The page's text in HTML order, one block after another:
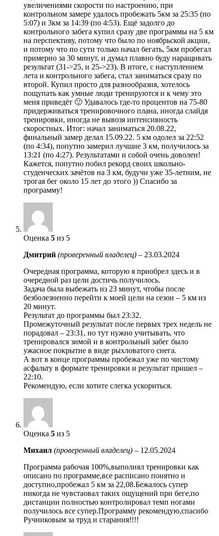
увеличениями скорости по настроению, при
контрольном замере удалось пробежать 5км за 25:35 (по
5:07) и 3км за 14:39 (по 4:53). Ещё задолго до
контрольного забега купил сразу две программы на 5 км
на перспективу, потому что было по ноябрьской акции,
и потому что по сути только начал бегать, 5км пробегал
примерно за 30 минут, и думал плавно буду наращивать
результат (31->25, и 25->23). В итоге, с наступлением
лета и контрольного забега, стал заниматься сразу по
второй. Купил просто для разнообразия, хотелось
пощупать как умные люди тренируются и к чему это
меня приведёт 🙂 Удавалось где-то процентов на 75-80
придерживаться тренировочного плана, иногда слайдя
тренировки, иногда не вывозя интенсивность
скоростных. Итог: начал заниматься 20.08.22,
финальный замер делал 15.09.22. 5 км одолел за 22:52
(по 4:34), попутно замерил лучшие 3 км, получилось за
13:21 (по 4:27). Результатами и собой очень доволен!
Кажется, попутно побил рекорд своих школьно-
студенческих зачётов на 3 км, будучи уже 35-летним, не
трогая бег около 15 лет до этого )) Спасибо за
программу!
Оценка 5 из 5
Дмитрий (проверенный владелец) – 23.03.2024
Очередная программа, которую я приобрел здесь и в
очередной раз цели достичь получилось.
Задача была выбежать из 23 минут, чтобы после
безболезненно перейти к моей цели на сезон – 5 км из
20 минут.
Результат до программы был 23:32.
Промежуточный результат после первых трех недель не
порадовал – 23:31, но тут нужно учитывать, что
тренировался зимой и в контрольный забег было
ужасное покрытие в виде рыхловатого снега.
А вот в конце программы пробежал уже по чистому
асфальту в формате тренировки и результат пришел –
22:10.
Рекомендую, если хотите слегка ускориться.
Оценка 5 из 5
Михаил (проверенный владелец) – 12.05.2024
Программа рабочая 100%,выполнял тренировки как
описано по программе,все расписано понятно и
доступно,пробежал 5 км за 22,08.Бежалось супер
никогда не чувстаовал таких ощущений при беге,по
дистанции полностью контролировал темп ногами
получилось все супер.Программу рекомендую,спасибо
Ручниковым за труд и старания!!!!